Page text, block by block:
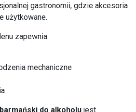
gastronomii, gdzie akcesoria
użytkowane.
zapewnia:
mechaniczne
do alkoholu jest